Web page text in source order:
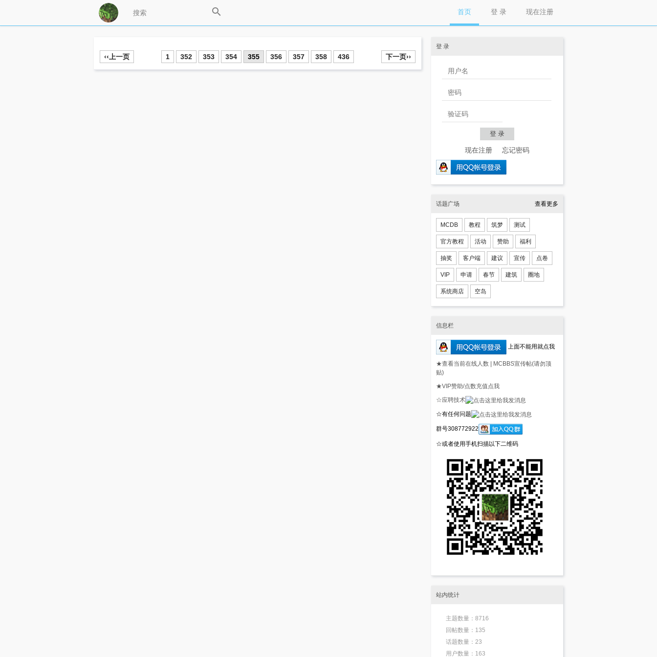
现在注册
登 录
首页
‹‹上一页 1 352 353 354 355 356 357 358 436 下一页››
登 录
现在注册 忘记密码
话题广场 查看更多
MCDB 教程 筑梦 测试
官方教程 活动 赞助 福利
抽奖 客户端 建议 宣传 点卷
VIP 申请 春节 建筑 圈地
系统商店 空岛
信息栏
上面不能用就点我
★查看当前在线人数
MCBBS宣传帖(请勿顶
贴)
★VIP赞助/点数充值点我
☆应聘技术
☆有任何问题
群号308772922
☆或者使用手机扫描以下二维码
站内统计
主题数量：8716
回帖数量：135
话题数量：23
用户数量：163